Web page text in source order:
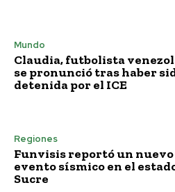
Mundo
Claudia, futbolista
se pronunció tras haber
detenida por el ICE
Regiones
Funvisis reportó un nuevo
evento sísmico en el
Sucre